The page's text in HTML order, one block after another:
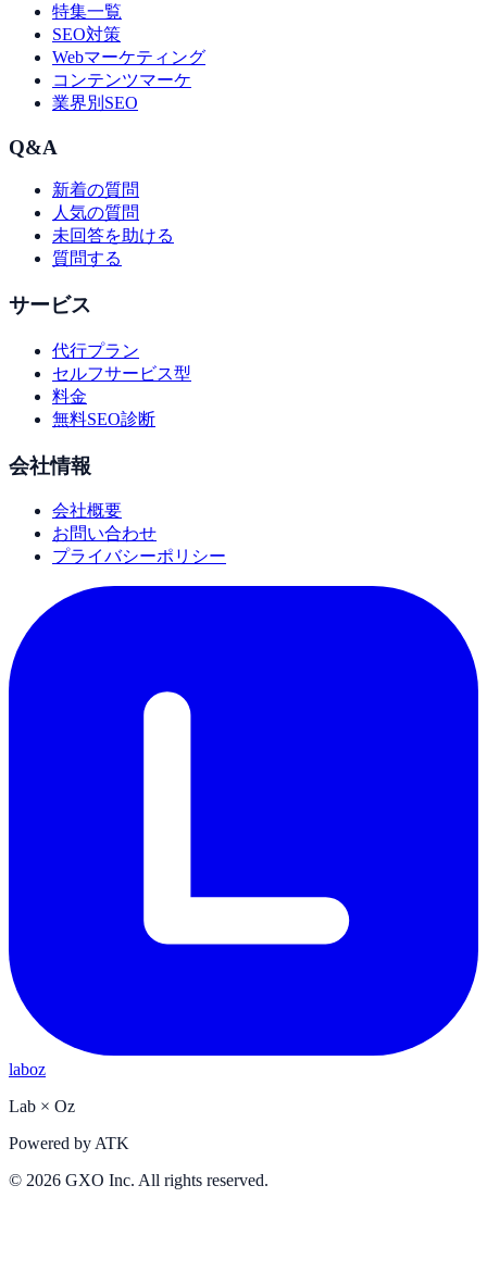
特集一覧
SEO対策
Webマーケティング
コンテンツマーケ
業界別SEO
Q&A
新着の質問
人気の質問
未回答を助ける
質問する
サービス
代行プラン
セルフサービス型
料金
無料SEO診断
会社情報
会社概要
お問い合わせ
プライバシーポリシー
laboz
Lab × Oz
Powered by ATK
© 2026 GXO Inc. All rights reserved.